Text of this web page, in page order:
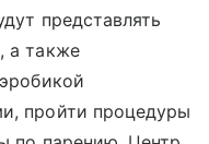
представлять
а также
пройти процедуры